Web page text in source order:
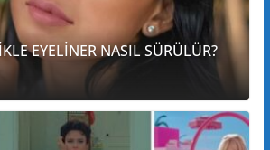
EYELİNER NASIL SÜRÜLÜR?